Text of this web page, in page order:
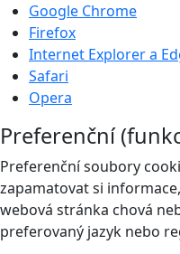
Google Chrome
Firefox
Internet Explorer a
Safari
Opera
Preferenční
Preferenční soubory
zapamatovat si
webová stránka chová
preferovaný jazyk nebo